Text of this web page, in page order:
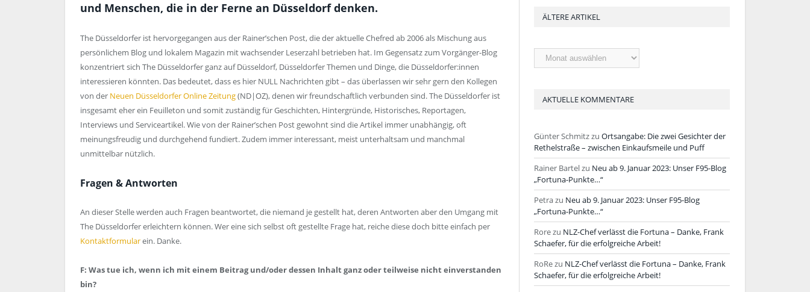
und Menschen, die in der Ferne an Düsseldorf denken.
The Düsseldorfer ist hervorgegangen aus der Rainer’schen Post, die der aktuelle Chefred ab 2006 als Mischung aus
persönlichem Blog und lokalem Magazin mit wachsender Leserzahl betrieben hat. Im Gegensatz zum Vorgänger-Blog
konzentriert sich The Düsseldorfer ganz auf Düsseldorf, Düsseldorfer Themen und Dinge, die Düsseldorfer:innen
interessieren könnten. Das bedeutet, dass es hier NULL Nachrichten gibt – das überlassen wir sehr gern den Kollegen
von der Neuen Düsseldorfer Online Zeitung(ND|OZ), denen wir freundschaftlich verbunden sind. The Düsseldorfer ist
insgesamt eher ein Feuilleton und somit zuständig für Geschichten, Hintergründe, Historisches, Reportagen,
Interviews und Serviceartikel. Wie von der Rainer’schen Post gewohnt sind die Artikel immer unabhängig, oft
meinungsfreudig und durchgehend fundiert. Zudem immer interessant, meist unterhaltsam und manchmal
unmittelbar nützlich.
Fragen & Antworten
An dieser Stelle werden auch Fragen beantwortet, die niemand je gestellt hat, deren Antworten aber den Umgang mit
The Düsseldorfer erleichtern können. Wer eine sich selbst oft gestellte Frage hat, reiche diese doch bitte einfach per
Kontaktformularein. Danke.
F: Was tue ich, wenn ich mit einem Beitrag und/oder dessen Inhalt ganz oder teilweise nicht einverstanden
bin?
ÄLTERE ARTIKEL
Ältere
AKTUELLE KOMMENTARE
Günter Schmitzzu Ortsangabe: Die zwei Gesichter der
Rethelstraße – zwischen Einkaufsmeile und Puff
Rainer Bartelzu Neu ab 9. Januar 2023: Unser F95-Blog
„Fortuna-Punkte…“
Petrazu Neu ab 9. Januar 2023: Unser F95-Blog
„Fortuna-Punkte…“
Rorezu NLZ-Chef verlässt die Fortuna – Danke, Frank
Schaefer, für die erfolgreiche Arbeit!
RoRezu NLZ-Chef verlässt die Fortuna – Danke, Frank
Schaefer, für die erfolgreiche Arbeit!